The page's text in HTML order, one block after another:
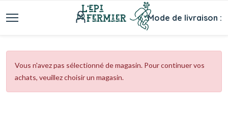
Mode de livraison :
Vous n'avez pas sélectionné de magasin. Pour continuer vos
achats, veuillez choisir un magasin.